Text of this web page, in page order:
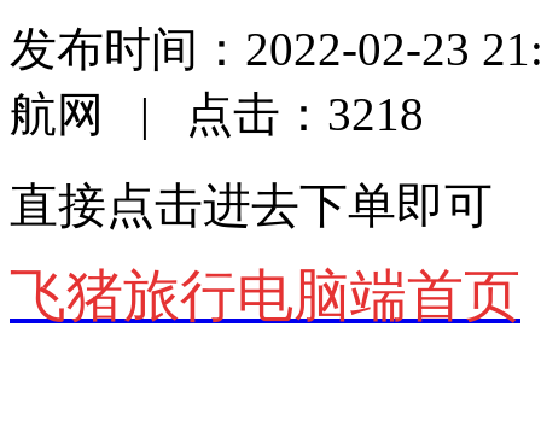
发布时间：2022-02-23
航网 | 点击：3218
直接点击进去下单即可
飞猪旅行电脑端首页